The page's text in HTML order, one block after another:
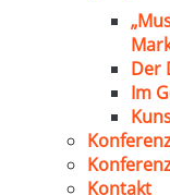
Der
Im
Kontakt